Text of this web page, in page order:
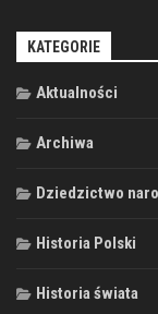
KATEGORIE
Aktualności
Archiwa
Dziedzictwo
Historia Polski
Historia świata